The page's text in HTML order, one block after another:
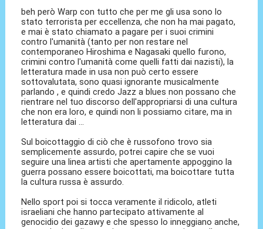
beh però Warp con tutto che per me gli usa sono lo
stato terrorista per eccellenza, che non ha mai pagato,
e mai è stato chiamato a pagare per i suoi crimini
contro l'umanità (tanto per non restare nel
contemporaneo Hiroshima e Nagasaki quello furono,
crimini contro l'umanità come quelli fatti dai nazisti), la
letteratura made in usa non può certo essere
sottovalutata, sono quasi ignorante musicalmente
parlando , e quindi credo Jazz a blues non possano che
rientrare nel tuo discorso dell'appropriarsi di una cultura
che non era loro, e quindi non li possiamo citare, ma in
letteratura dai ...
Sul boicottaggio di ciò che è russofono trovo sia
semplicemente assurdo, potrei capire che se vuoi
seguire una linea artisti che apertamente appoggino la
guerra possano essere boicottati, ma boicottare tutta
la cultura russa è assurdo.
Nello sport poi si tocca veramente il ridicolo, atleti
israeliani che hanno partecipato attivamente al
genocidio dei gazawy e che spesso lo inneggiano anche,